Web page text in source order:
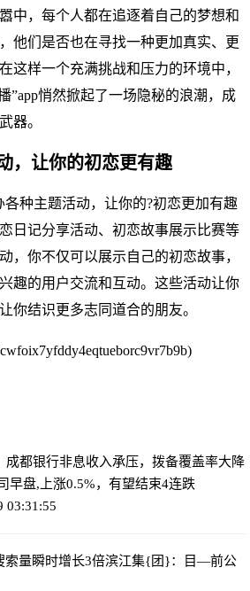
中，每个人都在追逐着自己的梦想和
他们是否也在寻找一种更加真实、更
这样一个充满挑战和压力的环境中，
”app悄然掀起了一场隐秘的浪潮，成
器。
，让你的初恋更有趣
各种主题活动，让你的?初恋更加有趣
日记分享活动、初恋故事展示比赛等
，你不仅可以展示自己的初恋故事，
趣的用户交流和互动。这些活动让你
你结识更多志同道合的朋友。
成都银行非息收入承压，拨备覆盖率大降
早盘,上涨0.5%，有望结束4连跌
03:31:55
索量瞬时增长3倍滨江集{团}：目—前公